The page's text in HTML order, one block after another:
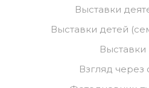
Выставки
Выставки детей
Выставки
Взгляд через